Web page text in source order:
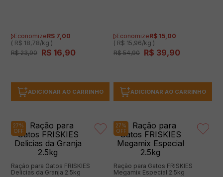
EconomizeR$ 7,00
( R$ 18,78/kg )
R$ 23,90 R$ 16,90
ADICIONAR AO CARRINHO
EconomizeR$ 15,00
( R$ 15,96/kg )
R$ 54,90 R$ 39,90
ADICIONAR AO CARRINHO
27%
OFF
Ração para Gatos FRISKIES
Delicias da Granja 2.5kg
27%
OFF
Ração para Gatos FRISKIES
Megamix Especial 2.5kg